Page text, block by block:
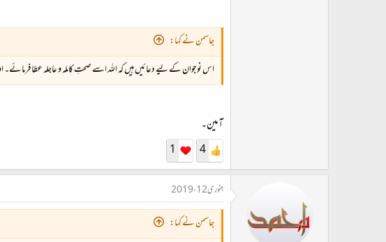
جاسمن نے کہا:
اس نوجوان کے لیے دعائیں ہیں کہ اللہ اسے صحتِ کاملہ و عاجلہ عطا
آمین۔
4
1
جنوری 12، 2019
جاسمن نے کہا: